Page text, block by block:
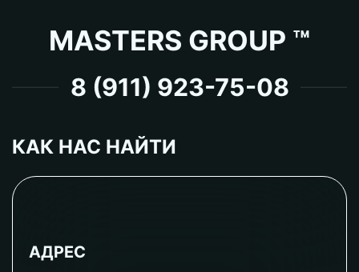
MASTERS GROUP ™
8 (911) 923-75-08
КАК НАС НАЙТИ
АДРЕС